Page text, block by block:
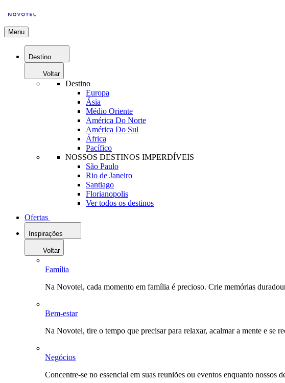
Menu
Destino
Voltar
Destino
Europa
Ásia
Médio Oriente
América Do Norte
América Do Sul
África
Pacífico
NOSSOS DESTINOS IMPERDÍVEIS
São Paulo
Rio de Janeiro
Santiago
Florianopolis
Ver todos os destinos
Ofertas
Inspirações
Voltar
Família
Na Novotel, cada momento em família é precioso. Crie memórias
Bem-estar
Na Novotel, tire o tempo que precisar para relaxar, acalmar a mente e se
Negócios
Concentre-se no essencial em suas reuniões ou eventos enquanto nossos